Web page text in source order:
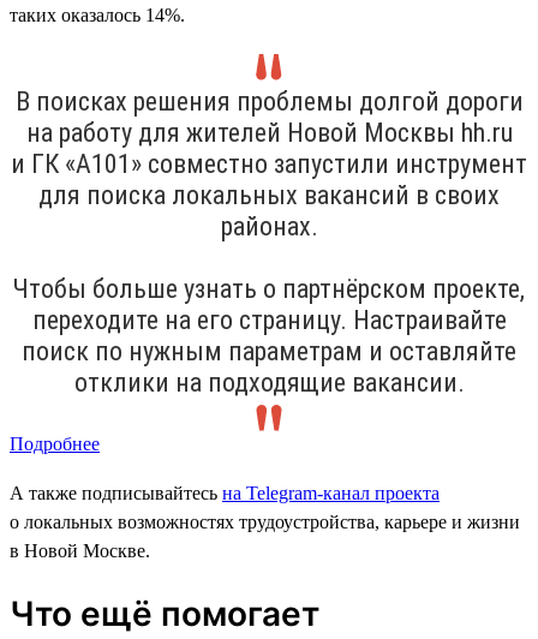
таких оказалось 14%.
В поисках решения проблемы долгой дороги
на работу для жителей Новой Москвы hh.ru
и ГК «А101» совместно запустили инструмент
для поиска локальных вакансий в своих
районах.
Чтобы больше узнать о партнёрском проекте,
переходите на его страницу. Настраивайте
поиск по нужным параметрам и оставляйте
отклики на подходящие вакансии.
Подробнее
А также подписывайтесь на Telegram-канал проекта
о локальных возможностях трудоустройства, карьере и жизни
в Новой Москве.
Что ещё помогает